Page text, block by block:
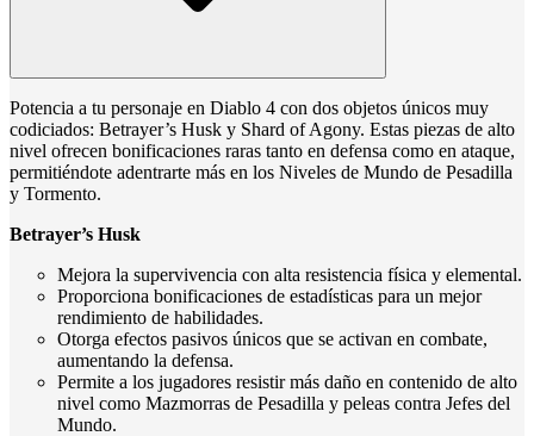
Potencia a tu personaje en Diablo 4 con dos objetos únicos muy
codiciados: Betrayer’s Husk y Shard of Agony. Estas piezas de alto
nivel ofrecen bonificaciones raras tanto en defensa como en ataque,
permitiéndote adentrarte más en los Niveles de Mundo de Pesadilla
y Tormento.
Betrayer’s Husk
Mejora la supervivencia con alta resistencia física y elemental.
Proporciona bonificaciones de estadísticas para un mejor
rendimiento de habilidades.
Otorga efectos pasivos únicos que se activan en combate,
aumentando la defensa.
Permite a los jugadores resistir más daño en contenido de alto
nivel como Mazmorras de Pesadilla y peleas contra Jefes del
Mundo.